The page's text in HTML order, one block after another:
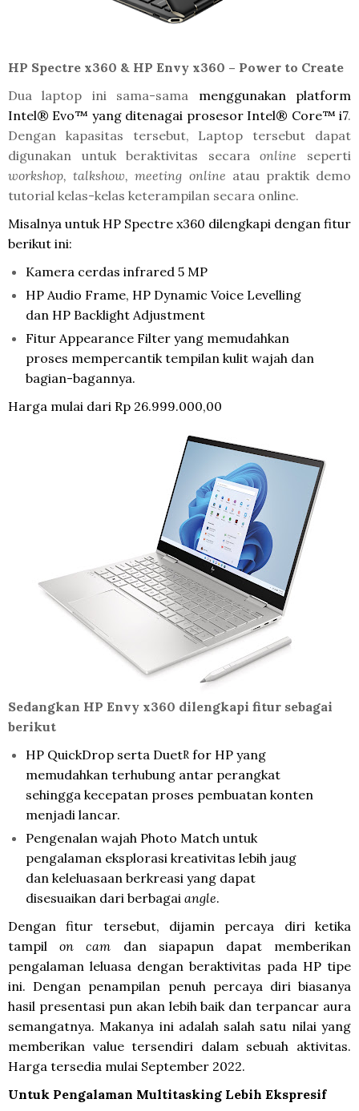
HP Spectre x360 & HP Envy x360 – Power to Create
Dua laptop ini sama-sama menggunakan platform
Intel® Evo™ yang ditenagai prosesor Intel® Core™ i7.
Dengan kapasitas tersebut, Laptop tersebut dapat
digunakan untuk beraktivitas secaraonline seperti
workshop, talkshow, meeting online atau praktik demo
tutorial kelas-kelas keterampilan secara online.
Misalnya untuk HP Spectre x360 dilengkapi dengan fitur
berikut ini:
Kamera cerdas infrared 5 MP
HP Audio Frame, HP Dynamic Voice Levelling
dan HP Backlight Adjustment
Fitur Appearance Filter yang memudahkan
proses mempercantik tempilan kulit wajah dan
bagian-bagannya.
Harga mulai dari Rp 26.999.000,00
Sedangkan HP Envy x360 dilengkapi fitur sebagai
berikut
HP QuickDrop serta DuetR for HP yang
memudahkan terhubung antar perangkat
sehingga kecepatan proses pembuatan konten
menjadi lancar.
Pengenalan wajah Photo Match untuk
pengalaman eksplorasi kreativitas lebih jaug
dan keleluasaan berkreasi yang dapat
disesuaikan dari berbagaiangle.
Dengan fitur tersebut, dijamin percaya diri ketika
tampilon cam
dan siapapun dapat memberikan
pengalaman leluasa dengan beraktivitas pada HP tipe
ini. Dengan penampilan penuh percaya diri biasanya
hasil presentasi pun akan lebih baik dan terpancar aura
semangatnya. Makanya ini adalah salah satu nilai yang
memberikan value tersendiri dalam sebuah aktivitas.
Harga tersedia mulai September 2022.
Untuk Pengalaman Multitasking Lebih Ekspresif